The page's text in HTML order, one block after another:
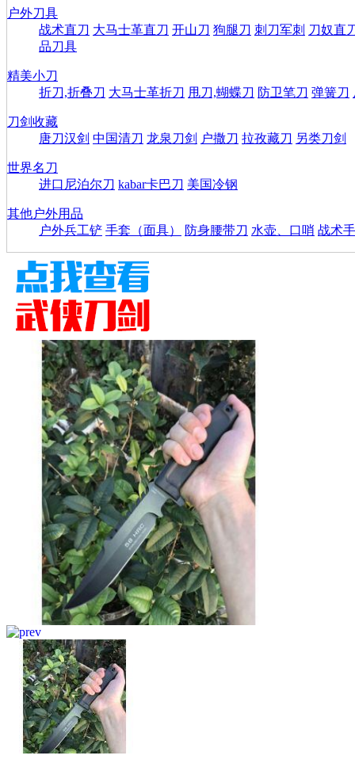
户外刀具
战术直刀 大马士革直刀 开山刀 狗腿刀 刺刀军刺 刀奴直
品刀具
精美小刀
折刀,折叠刀 大马士革折刀 甩刀,蝴蝶刀 防卫笔刀 弹簧刀
刀剑收藏
唐刀汉剑 中国清刀 龙泉刀剑 户撒刀 拉孜藏刀 另类刀剑
世界名刀
进口尼泊尔刀 kabar卡巴刀 美国冷钢
其他户外用品
户外兵工铲 手套（面具） 防身腰带刀 水壶、口哨 战术